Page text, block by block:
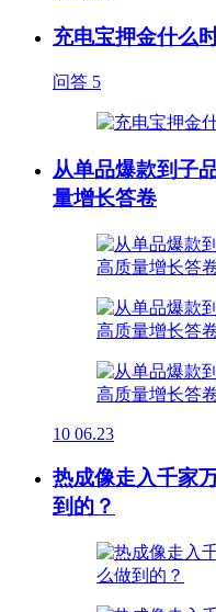
充电宝押金什么
问答 5
从单品爆款到子
量增长答卷
10 06.23
热成像走入千家
到的？